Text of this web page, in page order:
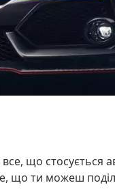
що стосується
що ти можеш